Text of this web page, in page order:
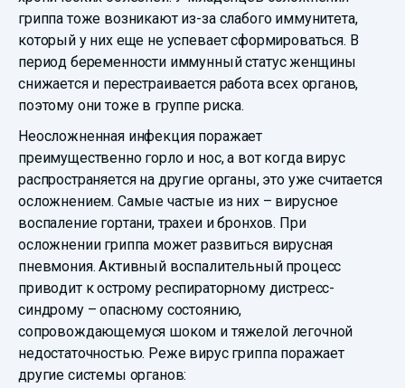
гриппа тоже возникают из-за слабого иммунитета,
который у них еще не успевает сформироваться. В
период беременности иммунный статус женщины
снижается и перестраивается работа всех органов,
поэтому они тоже в группе риска.
Неосложненная инфекция поражает
преимущественно горло и нос, а вот когда вирус
распространяется на другие органы, это уже считается
осложнением. Самые частые из них – вирусное
воспаление гортани, трахеи и бронхов. При
осложнении гриппа может развиться вирусная
пневмония. Активный воспалительный процесс
приводит к острому респираторному дистресс-
синдрому – опасному состоянию,
сопровождающемуся шоком и тяжелой легочной
недостаточностью. Реже вирус гриппа поражает
другие системы органов: